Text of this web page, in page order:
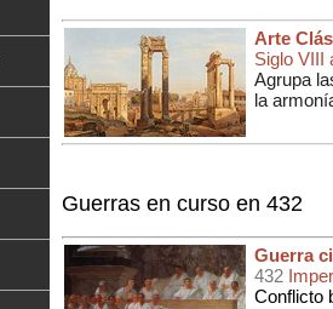
Arte
Siglo VIII
Agrupa
la
Guerras en curso en 432
Guerra
432
Conflicto